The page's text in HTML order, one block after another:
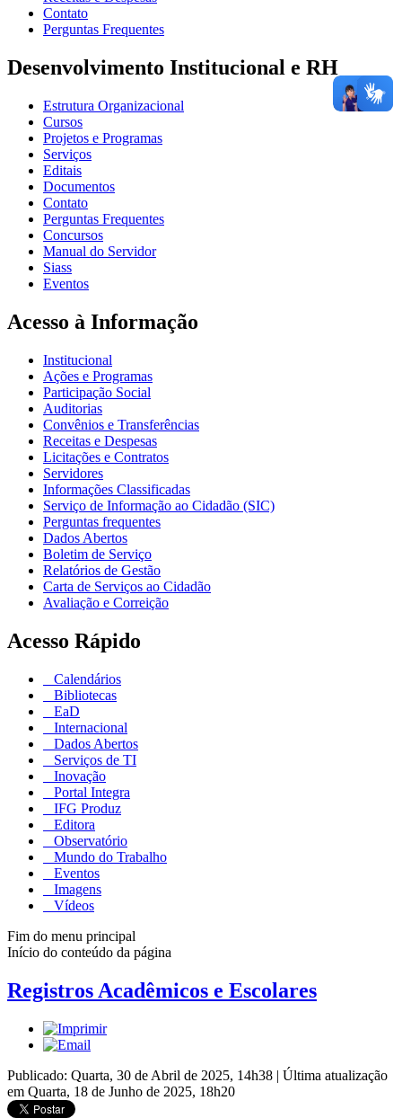
Contato
Perguntas Frequentes
Desenvolvimento Institucional e RH
Estrutura Organizacional
Cursos
Projetos e Programas
Serviços
Editais
Documentos
Contato
Perguntas Frequentes
Concursos
Manual do Servidor
Siass
Eventos
Acesso à Informação
Institucional
Ações e Programas
Participação Social
Auditorias
Convênios e Transferências
Receitas e Despesas
Licitações e Contratos
Servidores
Informações Classificadas
Serviço de Informação ao Cidadão (SIC)
Perguntas frequentes
Dados Abertos
Boletim de Serviço
Relatórios de Gestão
Carta de Serviços ao Cidadão
Avaliação e Correição
Acesso Rápido
Calendários
Bibliotecas
EaD
Internacional
Dados Abertos
Serviços de TI
Inovação
Portal Integra
IFG Produz
Editora
Observatório
Mundo do Trabalho
Eventos
Imagens
Vídeos
Fim do menu principal
Início do conteúdo da página
Registros Acadêmicos e Escolares
Publicado: Quarta, 30 de Abril de 2025, 14h38 | Última atualização
em Quarta, 18 de Junho de 2025, 18h20